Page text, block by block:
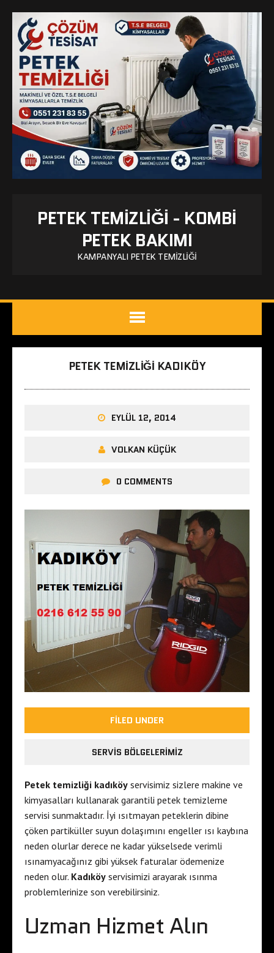
PETEK TEMIZLIĞI - KOMBI
PETEK BAKIMI
KAMPANYALI PETEK TEMIZLIĞI
PETEK TEMIZLIĞI KADIKÖY
EYLÜL 12, 2014
VOLKAN KÜÇÜK
0 COMMENTS
FILED UNDER
SERVIS BÖLGELERIMIZ
Petek temizliği kadıköy servisimiz sizlere makine ve
kimyasalları kullanarak garantili petek temizleme
servisi sunmaktadır. İyi ısıtmayan peteklerin dibine
çöken partiküller suyun dolaşımını engeller ısı kaybına
neden olurlar derece ne kadar yükselsede verimli
ısınamyacağınız gibi yüksek faturalar ödemenize
neden olur. Kadıköy servisimizi arayarak ısınma
problemlerinize son verebilirsiniz.
Uzman Hizmet Alın